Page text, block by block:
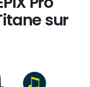
sur